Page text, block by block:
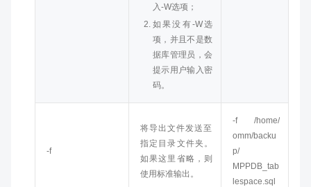
入-W选项；
如果没有-W选
项，并且不是数
据库管理员，会
提示用户输入密
码。
-f
将导出文件发送至
指定目录文件夹。
如果这里省略，则
使用标准输出。
-f /home/
omm/backu
p/
MPPDB_tab
lespace.sql